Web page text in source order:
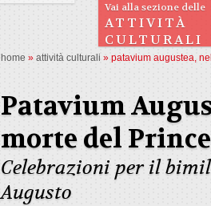
Vai alla sezione delle
ATTIVITÀ
CULTURALI
home » attività culturali » patavium augustea,
Patavium
morte del
Celebrazioni per il
Augusto